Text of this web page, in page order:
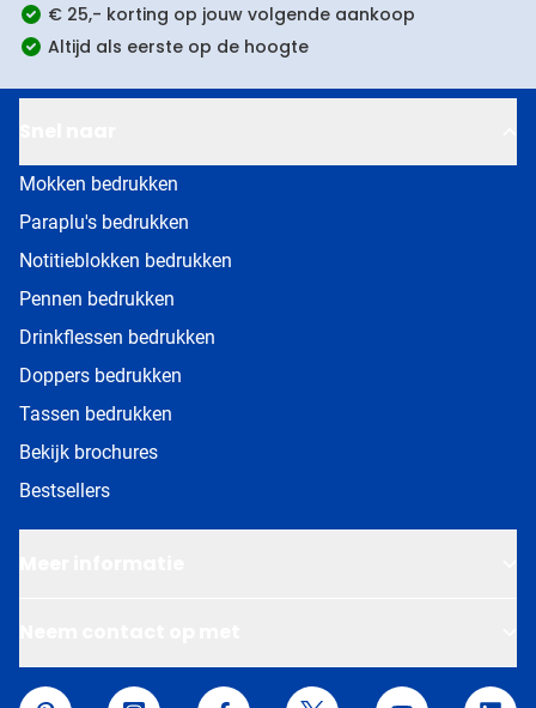
€ 25,- korting op jouw volgende aankoop
Altijd als eerste op de hoogte
Mokken bedrukken
Paraplu's bedrukken
Notitieblokken bedrukken
Pennen bedrukken
Drinkflessen bedrukken
Doppers bedrukken
Tassen bedrukken
Bekijk brochures
Bestsellers
Van Helden Relatiegeschenken